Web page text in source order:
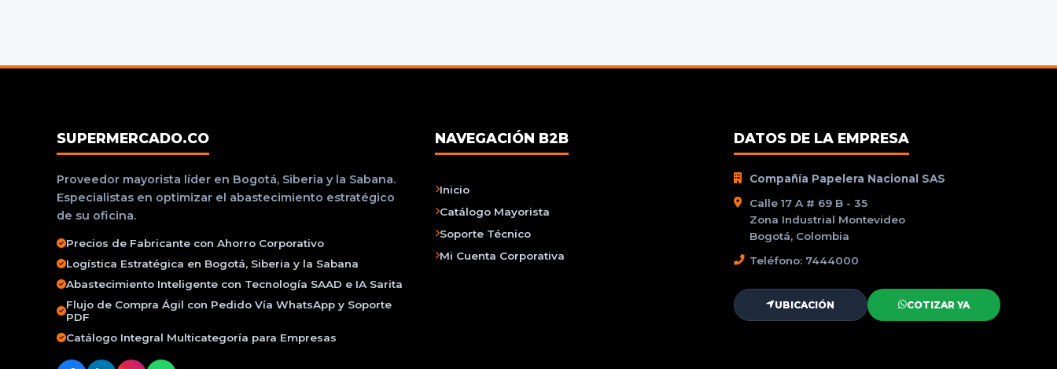
SUPERMERCADO.CO
Proveedor mayorista líder en Bogotá, Siberia y la Sabana.
Especialistas en optimizar el abastecimiento estratégico
de su oficina.
Precios de Fabricante con Ahorro Corporativo
Logística Estratégica en Bogotá, Siberia y la Sabana
Abastecimiento Inteligente con Tecnología SAAD e IA Sarita
Flujo de Compra Ágil con Pedido Vía WhatsApp y Soporte
PDF
Catálogo Integral Multicategoría para Empresas
NAVEGACIÓN B2B
Inicio
Catálogo Mayorista
Soporte Técnico
Mi Cuenta Corporativa
DATOS DE LA EMPRESA
Compañía Papelera Nacional SAS
Calle 17 A # 69 B - 35
Zona Industrial Montevideo
Bogotá, Colombia
Teléfono: 7444000
UBICACIÓN COTIZAR YA